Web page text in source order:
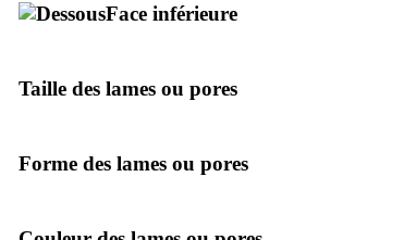
Face inférieure
Taille des lames ou pores
Forme des lames ou pores